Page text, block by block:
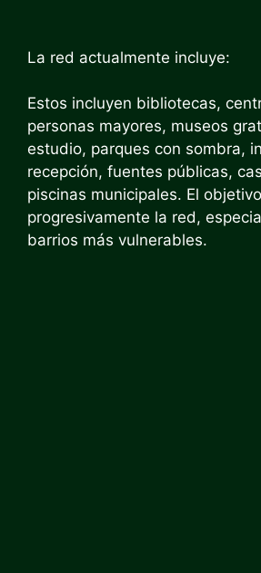
La red actualmente incluye:
Estos incluyen bibliotecas,
personas mayores, museos
estudio, parques con sombra,
recepción, fuentes públicas,
piscinas municipales. El
progresivamente la red,
barrios más vulnerables.